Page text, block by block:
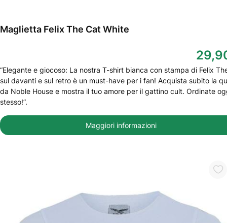
Maglietta Felix The Cat White
“Elegante e giocoso: La nostra T-shirt bianca con stampa di Felix
sul davanti e sul retro è un must-have per i fan! Acquista subito la
da Noble House e mostra il tuo amore per il gattino cult. Ordinate
stesso!”.
Maggiori informazioni